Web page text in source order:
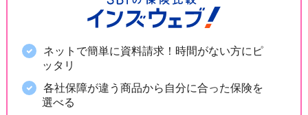
ネットで簡単に資料請求！時間がない方にピ
ッタリ
各社保障が違う商品から自分に合った保険を
選べる